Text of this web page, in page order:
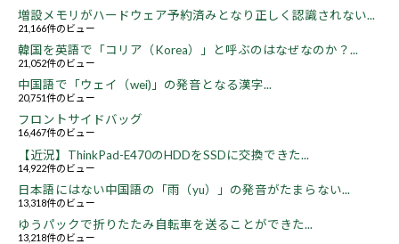
増設メモリがハードウェア予約済みとなり正しく認識されない...
21,166件のビュー
韓国を英語で「コリア（Korea）」と呼ぶのはなぜなのか？...
21,052件のビュー
中国語で「ウェイ（wei)」の発音となる漢字...
20,751件のビュー
フロントサイドバッグ
16,467件のビュー
【近況】ThinkPad-E470のHDDをSSDに交換できた...
14,922件のビュー
日本語にはない中国語の「雨（yu）」の発音がたまらない...
13,318件のビュー
ゆうパックで折りたたみ自転車を送ることができた...
13,218件のビュー